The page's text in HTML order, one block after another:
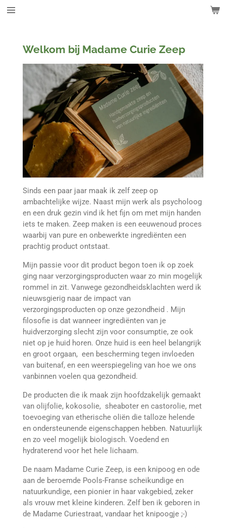
Ga
hoofdinhoud
Welkom bij Madame Curie Zeep
Sinds een paar jaar maak ik zelf zeep op
ambachtelijke wijze. Naast mijn werk als psycholoog
en een druk gezin vind ik het fijn om met mijn handen
iets te maken. Zeep maken is een eeuwenoud proces
waarbij van pure en onbewerkte ingrediënten een
prachtig product ontstaat.
Mijn passie voor dit product begon toen ik op zoek
ging naar verzorgingsproducten waar zo min mogelijk
rommel in zit. Vanwege gezondheidsklachten werd ik
nieuwsgierig naar de impact van
verzorgingsproducten op onze gezondheid . Mijn
filosofie is dat wanneer ingrediënten van je
huidverzorging slecht zijn voor consumptie, ze ook
niet op je huid horen. Onze huid is een heel belangrijk
en groot orgaan, een bescherming tegen invloeden
van buitenaf, en een weerspiegeling van hoe we ons
vanbinnen voelen qua gezondheid.
De producten die ik maak zijn hoofdzakelijk gemaakt
van olijfolie, kokosolie, sheaboter en castorolie, met
toevoeging van etherische oliën die talloze helende
en ondersteunende eigenschappen hebben. Natuurlijk
en zo veel mogelijk biologisch. Voedend en
hydraterend voor het hele lichaam.
De naam Madame Curie Zeep, is een knipoog en ode
aan de beroemde Pools-Franse scheikundige en
natuurkundige, een pionier in haar vakgebied, zeker
als vrouw met kleine kinderen. Zelf ben ik geboren in
de Madame Curiestraat, vandaar het knipoogje ;-)